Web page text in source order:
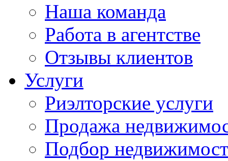
Наша команда
Работа в агентстве
Отзывы клиентов
Услуги
Риэлторские услуги
Продажа
Подбор